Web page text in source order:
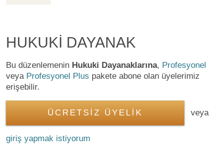
HUKUKİ DAYANAK
Bu düzenlemenin Hukuki Dayanaklarına, Profesyonel
veya Profesyonel Plus pakete abone olan üyelerimiz
erişebilir.
ÜCRETSİZ ÜYELİK veya
giriş yapmak istiyorum